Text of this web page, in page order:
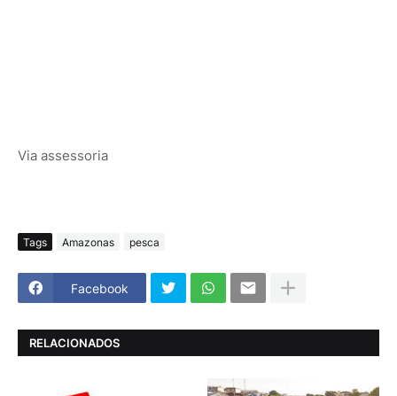
Via assessoria
Tags Amazonas pesca
Facebook
RELACIONADOS